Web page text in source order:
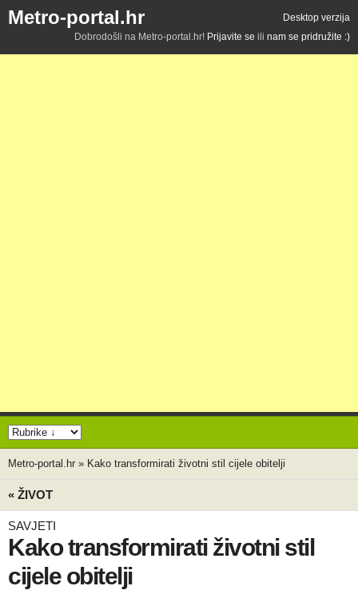
Metro-portal.hr
Desktop verzija
Dobrodošli na Metro-portal.hr! Prijavite se ili nam se pridružite :)
Metro-portal.hr » Kako transformirati životni stil cijele obitelji
« ŽIVOT
SAVJETI
Kako transformirati životni stil
cijele obitelji